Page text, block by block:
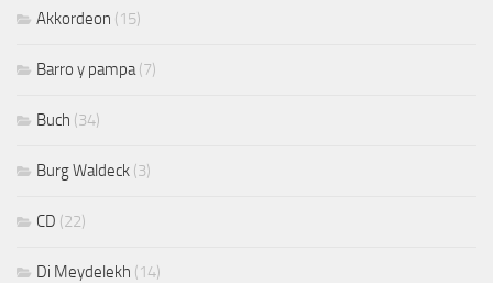
Akkordeon (15)
Barro y pampa(7)
Buch (34)
Burg Waldeck (3)
CD (22)
Di Meydelekh (14)